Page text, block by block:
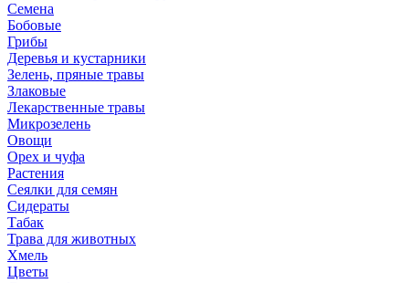
Семена
Бобовые
Грибы
Деревья и кустарники
Зелень, пряные травы
Злаковые
Лекарственные травы
Микрозелень
Овощи
Орех и чуфа
Растения
Сеялки для семян
Сидераты
Табак
Трава для животных
Хмель
Цветы